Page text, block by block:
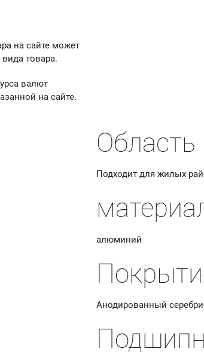
на сайте может
товара.
валют
на сайте.
Подходит для жилых
алюминий
Анодированный